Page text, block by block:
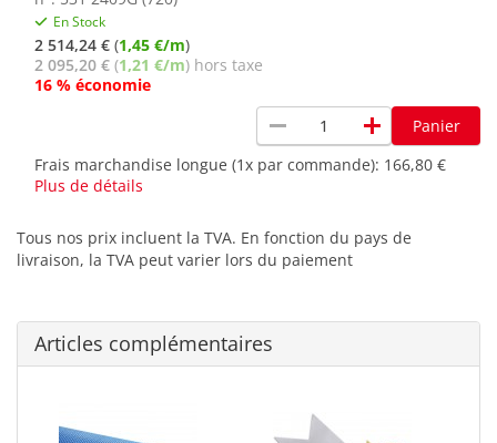
En Stock
2 514,24 € (1,45 €/m)
2 095,20 € (1,21 €/m) hors taxe
16 % économie
remove add
Panier
Frais marchandise longue (1x par commande): 166,80 €
Plus de détails
Tous nos prix incluent la TVA. En fonction du pays de
livraison, la TVA peut varier lors du paiement
Articles complémentaires